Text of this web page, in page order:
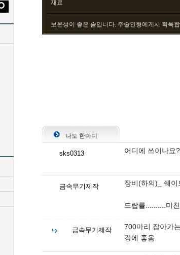
재료
보온성이 좋은 솜입니다. 주술인형에게서 획득
나도 한마디
sks0313 어디에 쓰이나요
금속무기제작 장비(하의)_ 쉐
드랍률..........미
금속무기제작
700마리 잡아가
강에 좋음